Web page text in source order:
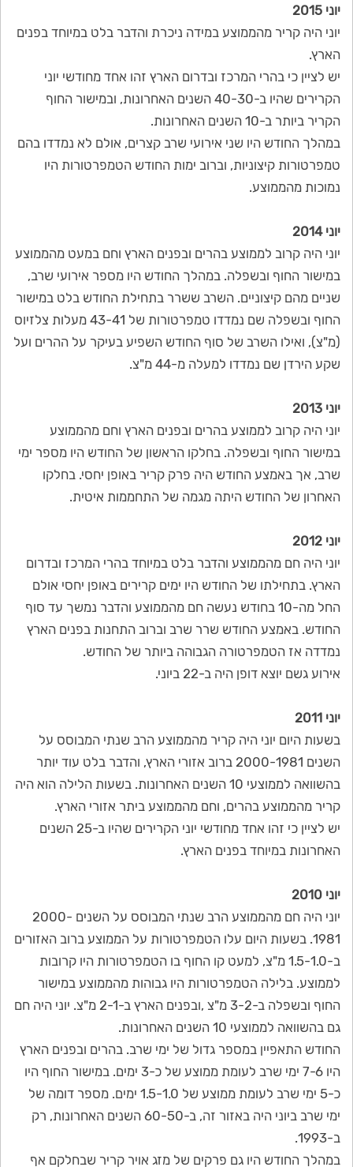
יוני 2015
יוני היה קריר מהממוצע במידה ניכרת והדבר בלט במיוחד בפנים
הארץ.
יש לציין כי בהרי המרכז ובדרום הארץ זהו אחד מחודשי יוני
הקרירים שהיו ב-40-30 השנים האחרונות, ובמישור החוף
הקריר ביותר ב-10 השנים האחרונות.
במהלך החודש היו שני אירועי שרב קצרים, אולם לא נמדדו בהם
טמפרטורות קיצוניות, וברוב ימות החודש הטמפרטורות היו
נמוכות מהממוצע.
יוני 2014
יוני היה קרוב לממוצע בהרים ובפנים הארץ וחם במעט מהממוצע
במישור החוף ובשפלה. במהלך החודש היו מספר אירועי שרב,
שניים מהם קיצוניים. השרב ששרר בתחילת החודש בלט במישור
החוף ובשפלה שם נמדדו טמפרטורות של 43-41 מעלות צלזיוס
(מ"צ), ואילו השרב של סוף החודש השפיע בעיקר על ההרים ועל
שקע הירדן שם נמדדו למעלה מ-44 מ"צ.
יוני 2013
יוני היה קרוב לממוצע בהרים ובפנים הארץ וחם מהממוצע
במישור החוף ובשפלה. בחלקו הראשון של החודש היו מספר ימי
שרב, אך באמצע החודש היה פרק קריר באופן יחסי. בחלקו
האחרון של החודש היתה מגמה של התחממות איטית.
יוני 2012
יוני היה חם מהממוצע והדבר בלט במיוחד בהרי המרכז ובדרום
הארץ. בתחילתו של החודש היו ימים קרירים באופן יחסי אולם
החל מה-10 בחודש נעשה חם מהממוצע והדבר נמשך עד סוף
החודש. באמצע החודש שרר שרב וברוב התחנות בפנים הארץ
נמדדה אז הטמפרטורה הגבוהה ביותר של החודש.
אירוע גשם יוצא דופן היה ב-22 ביוני.
יוני 2011
בשעות היום יוני היה קריר מהממוצע הרב שנתי המבוסס על
השנים 2000-1981 ברוב אזורי הארץ, והדבר בלט עוד יותר
בהשוואה לממוצעי 10 השנים האחרונות. בשעות הלילה הוא היה
קריר מהממוצע בהרים, וחם מהממוצע ביתר אזורי הארץ.
יש לציין כי זהו אחד מחודשי יוני הקרירים שהיו ב-25 השנים
האחרונות במיוחד בפנים הארץ.
יוני 2010
יוני היה חם מהממוצע הרב שנתי המבוסס על השנים 2000-
1981. בשעות היום עלו הטמפרטורות על הממוצע ברוב האזורים
ב-1.5-1.0 מ"צ, למעט קו החוף בו הטמפרטורות היו קרובות
לממוצע. בלילה הטמפרטורות היו גבוהות מהממוצע במישור
החוף ובשפלה ב-3-2 מ"צ ,ובפנים הארץ ב-2-1 מ"צ. יוני היה חם
גם בהשוואה לממוצעי 10 השנים האחרונות.
החודש התאפיין במספר גדול של ימי שרב. בהרים ובפנים הארץ
היו 7-6 ימי שרב לעומת ממוצע של כ-3 ימים. במישור החוף היו
כ-5 ימי שרב לעומת ממוצע של 1.5-1.0 ימים. מספר דומה של
ימי שרב ביוני היה באזור זה, ב-60-50 השנים האחרונות, רק
ב-1993.
במהלך החודש היו גם פרקים של מזג אויר קריר שבחלקם אף